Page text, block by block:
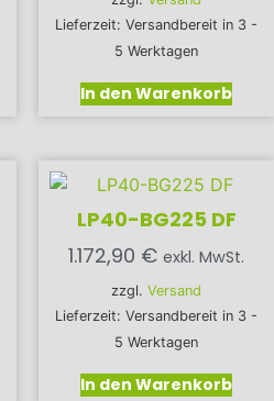
Lieferzeit: Versandbereit in 3 -
5 Werktagen
In den Warenkorb
LP40-BG225 DF
1.172,90 € exkl. MwSt.
zzgl. Versand
Lieferzeit: Versandbereit in 3 -
5 Werktagen
In den Warenkorb